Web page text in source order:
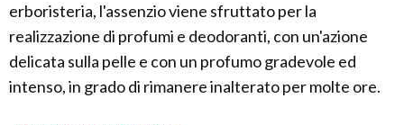
erboristeria, l'assenzio viene sfruttato per la
realizzazione di profumi e deodoranti, con un'azione
delicata sulla pelle e con un profumo gradevole ed
intenso, in grado di rimanere inalterato per molte ore.